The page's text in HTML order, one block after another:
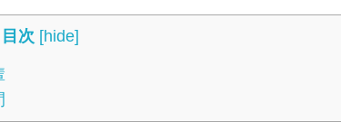
目次 [hide]